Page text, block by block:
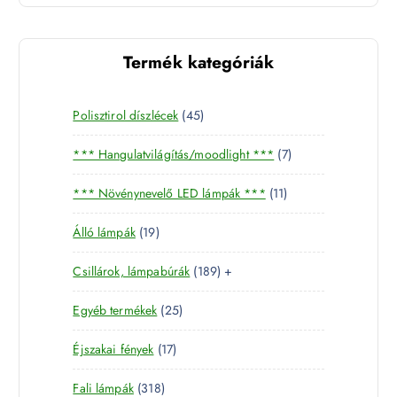
Termék kategóriák
Polisztirol díszlécek 454
5
t
e
r
m
k
*** Hangulatvilágítás/moodlight *** 77
t
r
é
*** Növénynevelő LED lámpák *** 111
1
e
m
k
Álló lámpák 191
9
t
e
r
m
é
k
Csillárok, lámpabúrák 1891
8
t
r
+
Egyéb termékek 252
5
e
Éjszakai fények 171
7
Fali lámpák 3183